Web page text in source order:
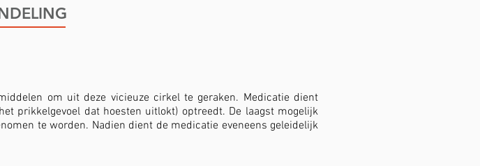
om uit deze vicieuze cirkel te geraken. Medicatie dient
prikkelgevoel dat hoesten uitlokt) optreedt. De laagst mogelijk
te worden. Nadien dient de medicatie eveneens geleidelijk